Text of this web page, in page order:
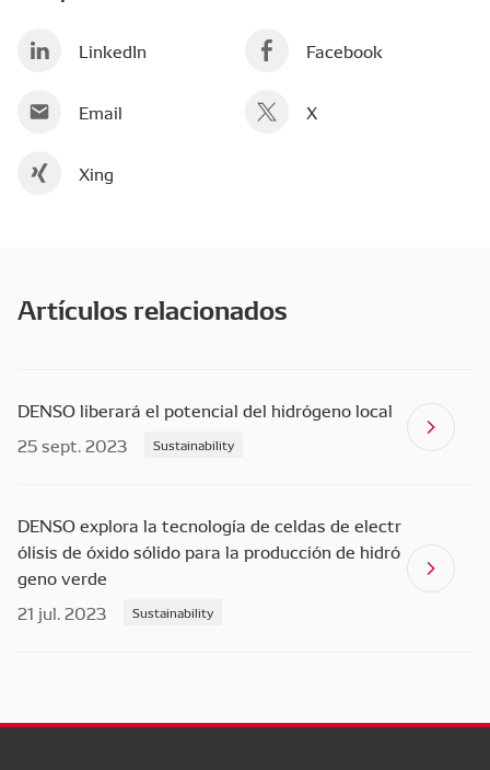
LinkedIn Facebook
Email X
Xing
Artículos relacionados
DENSO liberará el potencial del hidrógeno local
25 sept. 2023
Sustainability
DENSO explora la tecnología de celdas de electr
ólisis de óxido sólido para la producción de hidró
geno verde
21 jul. 2023
Sustainability